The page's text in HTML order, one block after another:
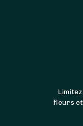
Limitez
fleurs et